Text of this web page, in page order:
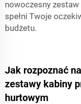
nowoczesny
spełni Twoje
budżetu.
Jak rozpoznać
zestawy kabiny
hurtowym